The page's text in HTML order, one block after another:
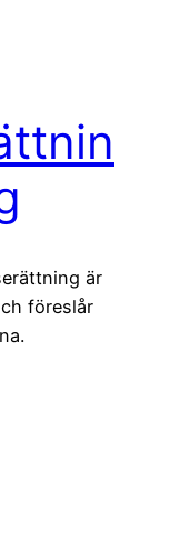
är
föreslår